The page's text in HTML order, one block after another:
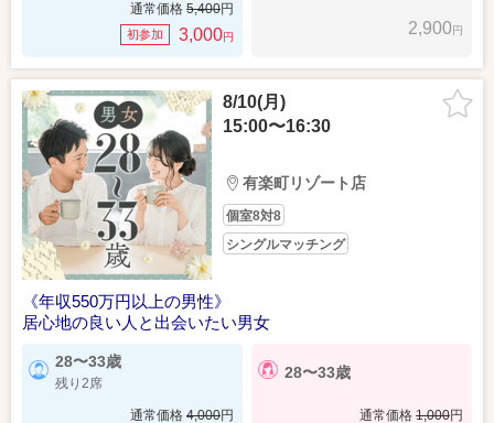
通常価格 5,400円
初参加 3,000円 2,900円
8/10(月)
15:00〜16:30
有楽町リゾート店
個室8対8
シングルマッチング
《年収550万円以上の男性》
居心地の良い人と出会いたい男女
28〜33歳
残り2席
通常価格 4,000円
28〜33歳
通常価格 1,000円